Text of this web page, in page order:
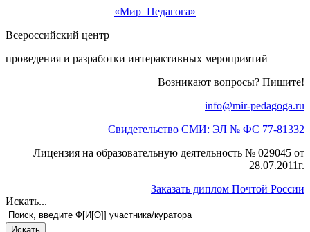
«Мир Педагога»
Всероссийский центр
проведения и разработки интерактивных мероприятий
Возникают вопросы? Пишите!
info@mir-pedagoga.ru
Свидетельство СМИ: ЭЛ № ФС 77-81332
Лицензия на образовательную деятельность № 029045 от
28.07.2011г.
Заказать диплом Почтой России
Искать...